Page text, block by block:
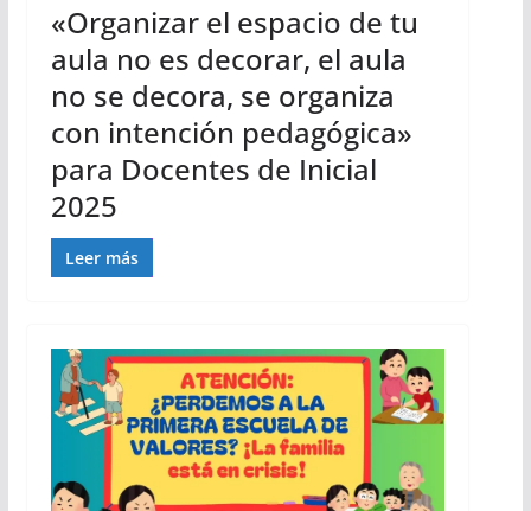
«Organizar el espacio de tu
aula no es decorar, el aula
no se decora, se organiza
con intención pedagógica»
para Docentes de Inicial
2025
Leer más